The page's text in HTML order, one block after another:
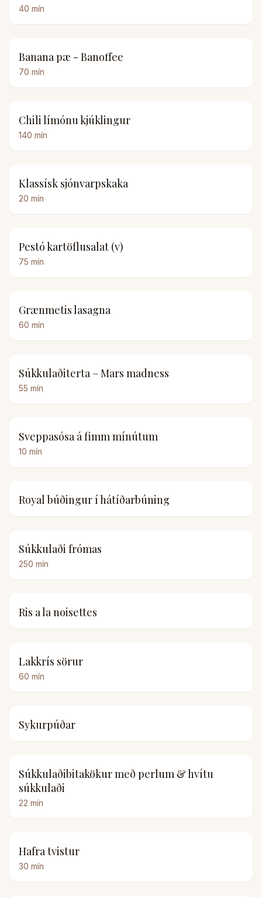
40 mín
Banana pæ - Banoffee
70 mín
Chili límónu kjúklingur
140 mín
Klassísk sjónvarpskaka
20 mín
Pestó kartöflusalat (v)
75 mín
Grænmetis lasagna
60 mín
Súkkulaðiterta – Mars madness
55 mín
Sveppasósa á fimm mínútum
10 mín
Royal búðingur í hátíðarbúning
Súkkulaði frómas
250 mín
Ris a la noisettes
Lakkrís sörur
60 mín
Sykurpúðar
Súkkulaðibitakökur með perlum & hvítu
súkkulaði
22 mín
Hafra tvistur
30 mín